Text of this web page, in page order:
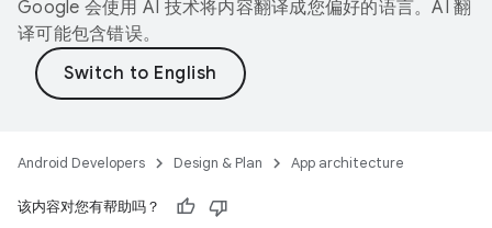
Google 会使用 AI 技术将内容翻译成您偏好的语言。AI 翻
译可能包含错误。
Android Developers Design & Plan App architecture
该内容对您有帮助吗？